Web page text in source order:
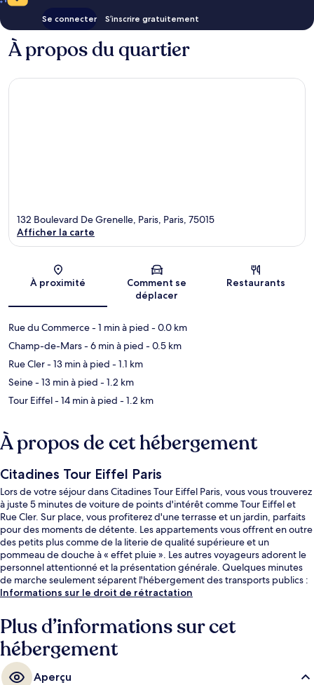
Se connecter S’inscrire gratuitement
À propos du quartier
Carte
132 Boulevard De Grenelle, Paris, Paris, 75015
Afficher la carte
À proximité
Comment se
déplacer
Restaurants
Rue du Commerce- 1 min à pied - 0.0 km
Champ-de-Mars- 6 min à pied - 0.5 km
Rue Cler- 13 min à pied - 1.1 km
Seine- 13 min à pied - 1.2 km
Tour Eiffel- 14 min à pied - 1.2 km
À propos de cet hébergement
Citadines Tour Eiffel Paris
Lors de votre séjour dans Citadines Tour Eiffel Paris, vous vous trouverez
à juste 5 minutes de voiture de points d'intérêt comme Tour Eiffel et
Rue Cler. Sur place, vous profiterez d'une terrasse et un jardin, parfaits
pour des moments de détente. Les appartements vous offrent en outre
des petits plus comme de la literie de qualité supérieure et un
pommeau de douche à « effet pluie ». Les autres voyageurs adorent le
personnel attentionné et la présentation générale. Quelques minutes
de marche seulement séparent l'hébergement des transports publics :
Station de métro La Motte-Picquet - Grenelle est accessible en
min à pied.
Informations sur le droit de rétractation
Plus d’informations sur cet
hébergement
Aperçu